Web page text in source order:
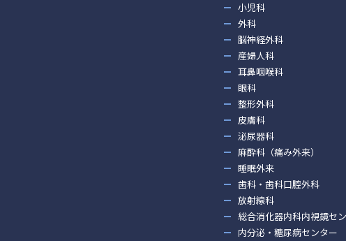
小児科
外科
脳神経外科
産婦人科
耳鼻咽喉科
眼科
整形外科
皮膚科
泌尿器科
麻酔科（痛み外来）
睡眠外来
歯科・歯科口腔外科
放射線科
総合消化器内科内視鏡セ
内分泌・糖尿病センター